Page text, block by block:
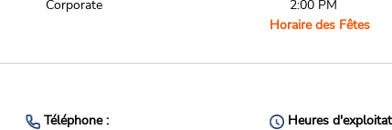
Corporate
2:00 PM
Horaire des Fêtes
Téléphone :
Heures